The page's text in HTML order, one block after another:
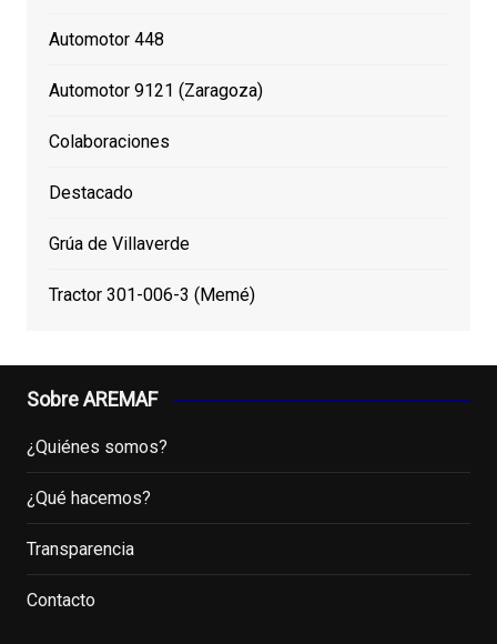
Automotor 448
Automotor 9121 (Zaragoza)
Colaboraciones
Destacado
Grúa de Villaverde
Tractor 301-006-3 (Memé)
Sobre AREMAF
¿Quiénes somos?
¿Qué hacemos?
Transparencia
Contacto